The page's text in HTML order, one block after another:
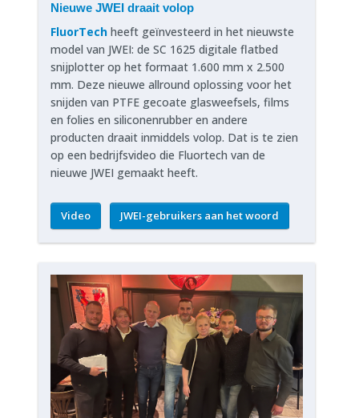
Nieuwe JWEI draait volop
FluorTech heeft geïnvesteerd in het nieuwste
model van JWEI: de SC 1625 digitale flatbed
snijplotter op het formaat 1.600 mm x 2.500
mm. Deze nieuwe allround oplossing voor het
snijden van PTFE gecoate glasweefsels, films
en folies en siliconenrubber en andere
producten draait inmiddels volop. Dat is te zien
op een bedrijfsvideo die Fluortech van de
nieuwe JWEI gemaakt heeft.
Video JWEI-gebruikers aan het woord